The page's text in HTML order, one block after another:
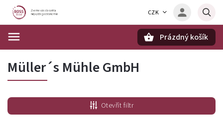
CZK
Prázdný košík
Müller´s Mühle GmbH
Otevřít filtr